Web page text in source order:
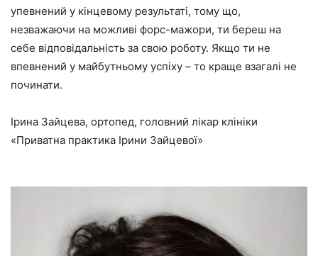
упевнений у кінцевому результаті, тому що,
незважаючи на можливі форс-мажори, ти береш на
себе відповідальність за свою роботу. Якщо ти не
впевнений у майбутньому успіху – то краще взагалі не
починати.
Ірина Зайцева, ортопед, головний лікар клініки
«Приватна практика Ірини Зайцевої»